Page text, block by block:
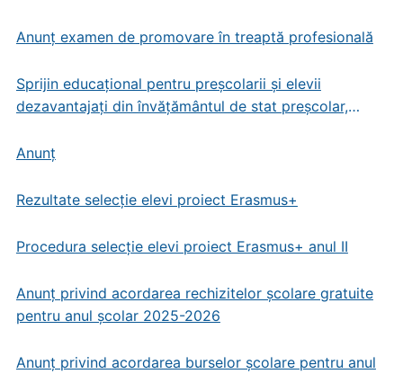
Anunț examen de promovare în treaptă profesională
Sprijin educațional pentru preșcolarii și elevii
dezavantajați din învățământul de stat preșcolar,
Anunț
Rezultate selecție elevi proiect Erasmus+
Procedura selecție elevi proiect Erasmus+ anul II
Anunț privind acordarea rechizitelor școlare gratuite
pentru anul școlar 2025-2026
Anunț privind acordarea burselor școlare pentru anul